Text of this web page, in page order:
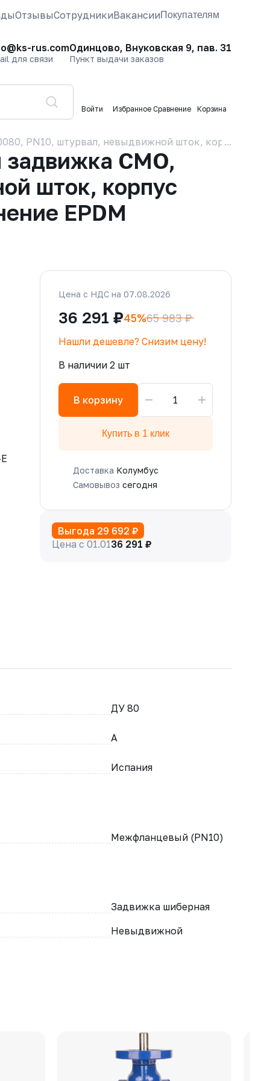
ОтзывыСотрудникиВакансииПокупателям
rus.com
для связи
Одинцово, Внуковская 9, пав. 31
Пункт выдачи заказов
Войти Избранное Сравнение Корзина
PN10, штурвал, невыдвижной шток, корпус GJL-
CMO,
шток, корпус
EPDM
Цена с НДС на 07.08.2026
36 291 ₽45%65 983 ₽
Нашли дешевле? Снизим цену!
В наличии 2 шт
В корзину − +
Купить в 1 клик
Доставка Колумбус
Самовывоз сегодня
Выгода 29 692 ₽
Цена с 01.0136 291 ₽
ДУ 80
A
Испания
Межфланцевый (PN10)
Задвижка шиберная
Невыдвижной